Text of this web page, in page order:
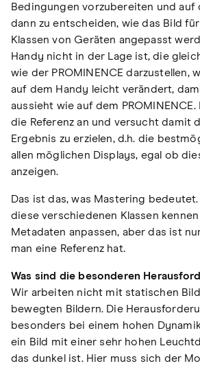
Bedingungen vorzubereiten und auf
dann zu entscheiden, wie das Bild
Klassen von Geräten angepasst
Handy nicht in der Lage ist, die
wie der PROMINENCE darzustellen,
auf dem Handy leicht verändert,
aussieht wie auf dem
die Referenz an und versucht damit
Ergebnis zu erzielen, d.h. die
allen möglichen Displays, egal ob
anzeigen.
Das ist das, was Mastering bedeutet.
diese verschiedenen Klassen
Metadaten anpassen, aber das ist
man eine Referenz hat.
Was sind die besonderen
Wir arbeiten nicht mit statischen
bewegten Bildern. Die
besonders bei einem hohen
ein Bild mit einer sehr hohen
das dunkel ist. Hier muss sich der